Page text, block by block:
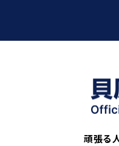
頑張る